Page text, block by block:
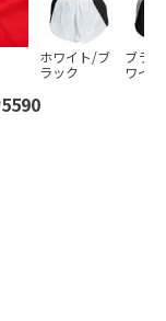
ホワイト/ブ
ラック
ブラ
ワイト